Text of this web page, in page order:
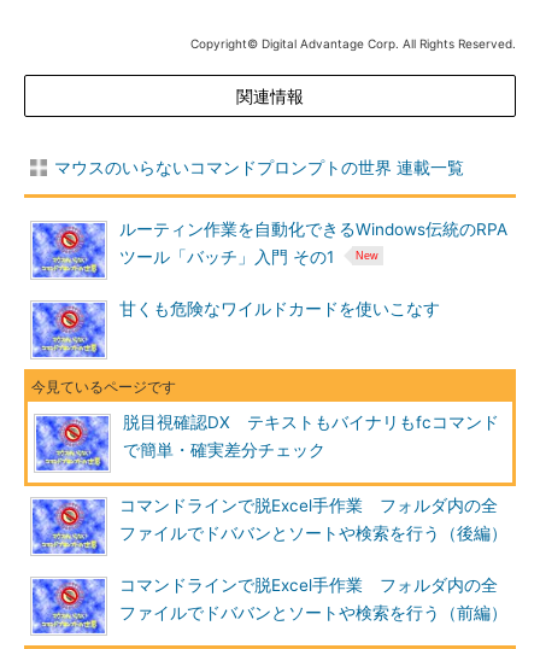
Copyright© Digital Advantage Corp. All Rights Reserved.
関連情報
マウスのいらないコマンドプロンプトの世界 連載一覧
ルーティン作業を自動化できるWindows伝統のRPA
ツール「バッチ」入門 その1
甘くも危険なワイルドカードを使いこなす
脱目視確認DX テキストもバイナリもfcコマンド
で簡単・確実差分チェック
コマンドラインで脱Excel手作業 フォルダ内の全
ファイルでドババンとソートや検索を行う（後編）
コマンドラインで脱Excel手作業 フォルダ内の全
ファイルでドババンとソートや検索を行う（前編）